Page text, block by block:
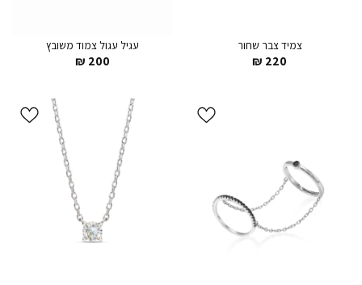
צמיד צבר שחור
220
₪
עגיל עגול צמוד משובץ
200
₪
WISHLIST